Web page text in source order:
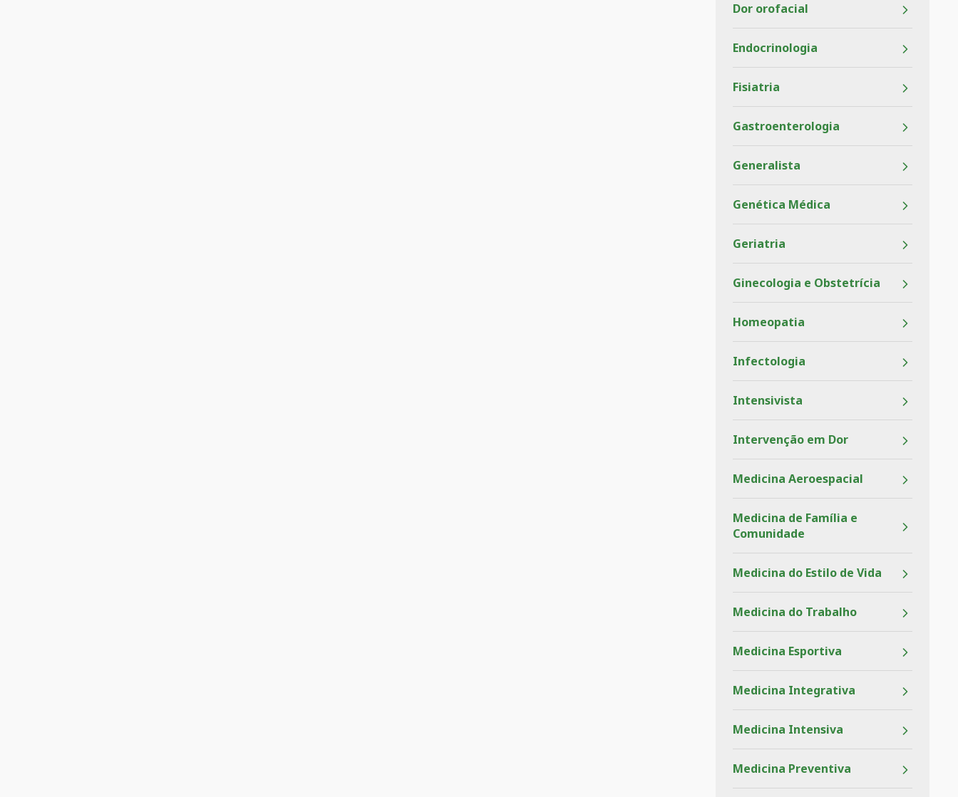
Dor orofacial
Endocrinologia
Fisiatria
Gastroenterologia
Generalista
Genética Médica
Geriatria
Ginecologia e Obstetrícia
Homeopatia
Infectologia
Intensivista
Intervenção em Dor
Medicina Aeroespacial
Medicina de Família e
Comunidade
Medicina do Estilo de Vida
Medicina do Trabalho
Medicina Esportiva
Medicina Integrativa
Medicina Intensiva
Medicina Preventiva